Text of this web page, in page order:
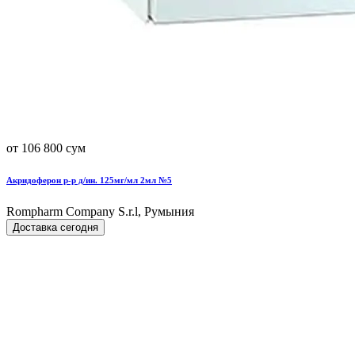
от 106 800 сум
Акридоферон р-р д/ин. 125мг/мл 2мл №5
Rompharm Company S.r.l, Румыния
Доставка сегодня